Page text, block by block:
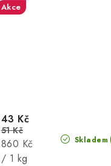
Akce
Skladem
43 Kč
51 Kč
Měrná
cena:
860 Kč
/ 1 kg